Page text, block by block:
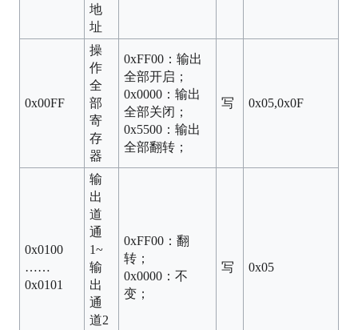
地
址
0x00FF
操
作
全
部
寄
存
器
0xFF00：输出
全部开启；
0x0000：输出
全部关闭；
0x5500：输出
全部翻转；
写 0x05,0x0F
0x0100
……
0x0101
输
出
道
通
1~
输
出
通
道2
0xFF00：翻
转；
0x0000：不
变；
写 0x05